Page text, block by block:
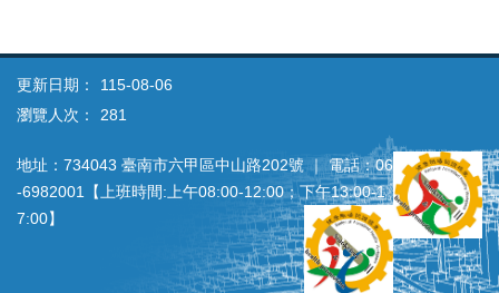
更新日期：
115-08-06
瀏覽人次：
281
地址：734043 臺南市六甲區中山路202號 ｜ 電話：06
‐6982001【上班時間:上午08:00‐12:00；下午13:00‐1
7:00】